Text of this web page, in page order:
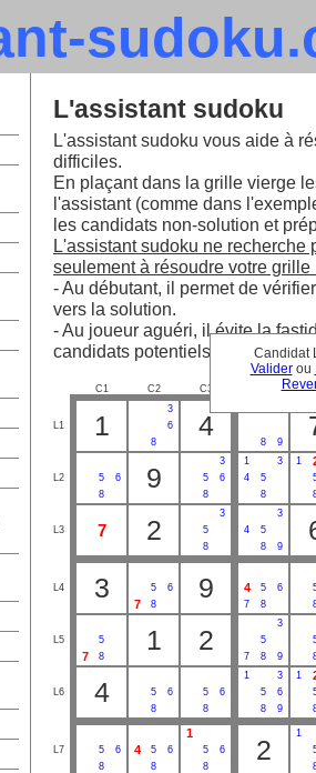
Candidat
Validerou
L'assistant sudoku
L'assistant sudoku vous aide à
difficiles.
En plaçant dans la grille vierge
l'assistant (comme dans
les candidats non-solution et
L'assistant sudoku ne
seulement à résoudre votre grille
- Au débutant, il permet de
vers la solution.
- Au joueur aguéri, il évite la
candidats potentiels.
C1 C2 C3
L1 1
3
6
8
4
8 9
L2 5
6
8
9
3
5
6
8
1
3
4
5
8
1
L3 7 2
3
5
8
3
4
5
8
9
L4 3 5 6
7 8
9 4 5
6
7
8
L5 5
7 8
1 2
3
5
7
8 9
L6 4 5
6
8
5
6
8
1
3
5
6
8
9
1
L7 5
6
8
4 5
6
8
1
5
6
8
2
1